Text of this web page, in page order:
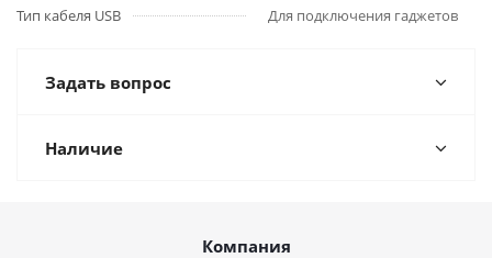
Тип кабеля USB
Для подключения гаджетов
Задать вопрос
Наличие
Компания